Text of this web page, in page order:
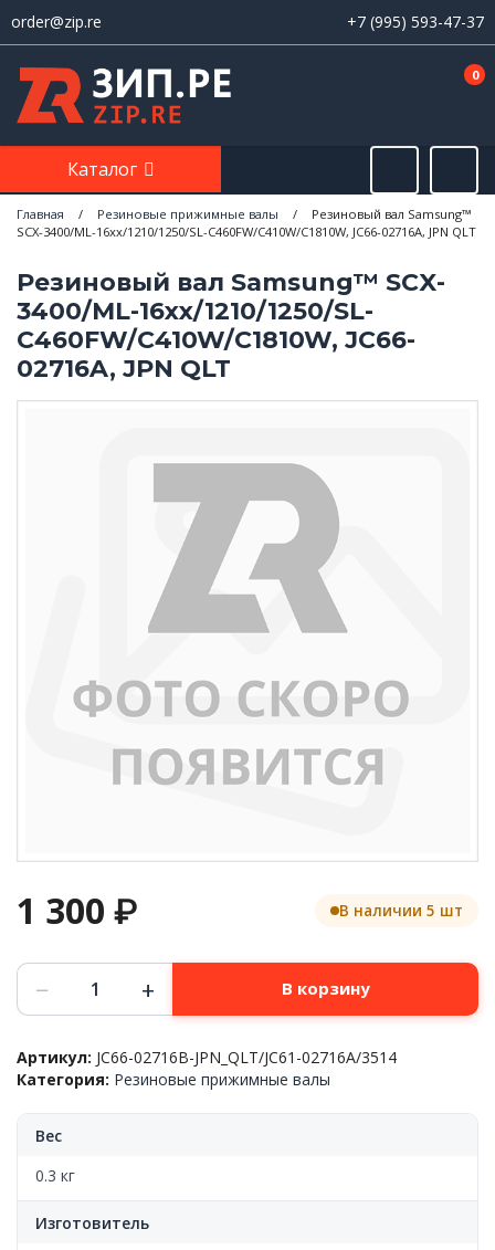
order@zip.re +7 (995) 593-47-37
0
Каталог
Главная / Резиновые прижимные валы /
Резиновый вал Samsung™
SCX-3400/ML-16xx/1210/1250/SL-C460FW/C410W/C1810W, JC66-02716A, JPN QLT
Резиновый вал Samsung™ SCX-
3400/ML-16xx/1210/1250/SL-
C460FW/C410W/C1810W, JC66-
02716A, JPN QLT
1 300 ₽ В наличии 5 шт
Количество
товара
Резиновый
Samsung™
SCX-
16xx/1210/1250/SL-
JC66-
JPN
− + В корзину
Артикул: JC66-02716B-JPN_QLT/JC61-02716A/3514
Категория: Резиновые прижимные валы
Вес
0.3 кг
Изготовитель